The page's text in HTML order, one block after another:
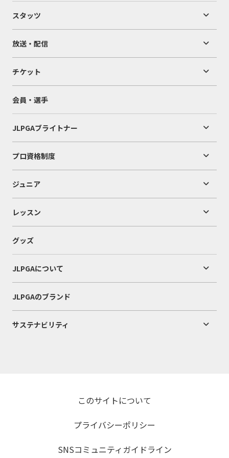
スタッツ
放送・配信
チケット
会員・選手
JLPGAブライトナー
プロ資格制度
ジュニア
レッスン
グッズ
JLPGAについて
JLPGAのブランド
サステナビリティ
このサイトについて
プライバシーポリシー
SNSコミュニティガイドライン